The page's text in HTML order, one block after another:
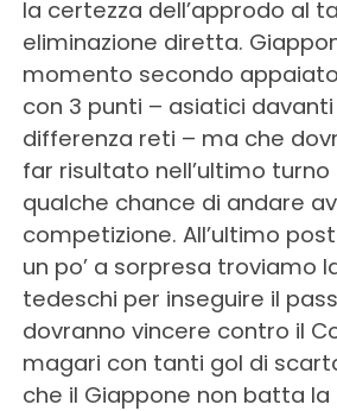
la certezza dell’approdo al
eliminazione diretta.
momento secondo
con 3 punti – asiatici
differenza reti – ma che
far risultato nell’ultimo
qualche chance di andare
competizione. All’ultimo
un po’ a sorpresa troviamo
tedeschi per inseguire il
dovranno vincere contro il
magari con tanti gol di
che il Giappone non batta la